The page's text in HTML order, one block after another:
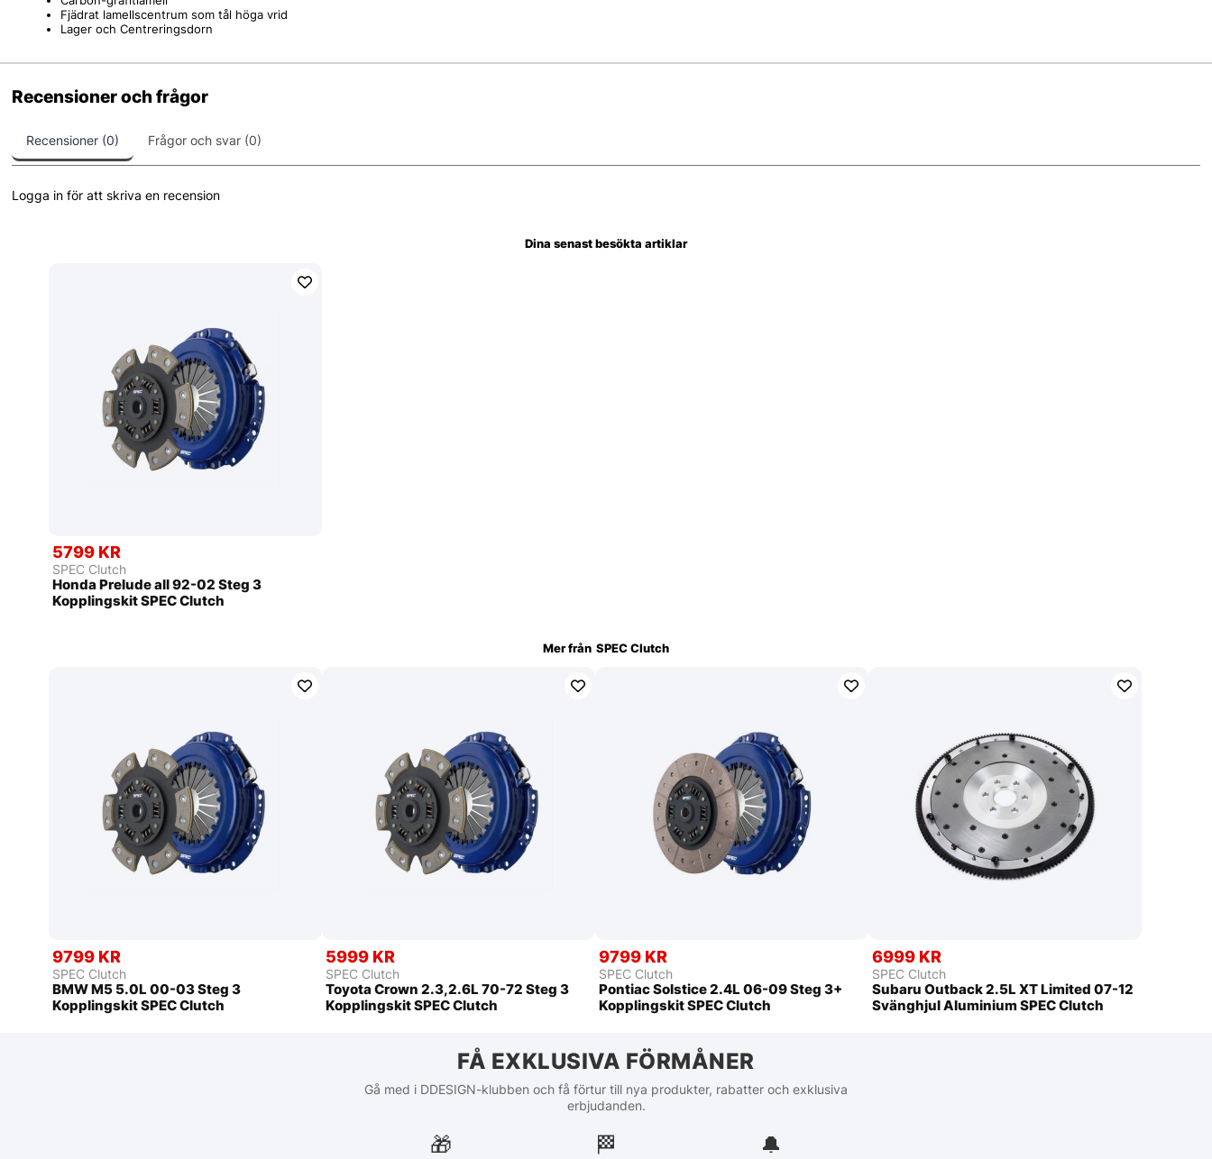
Fjädrat lamellscentrum som tål höga vrid
Lager och Centreringsdorn
Recensioner och frågor
Recensioner (0) Frågor och svar (0)
Logga in för att skriva en recension
Dina senast besökta artiklar
5799 KR
SPEC Clutch
Honda Prelude all 92-02 Steg 3
Kopplingskit SPEC Clutch
Mer från SPEC Clutch
9799 KR
SPEC Clutch
BMW M5 5.0L 00-03 Steg 3
Kopplingskit SPEC Clutch
5999 KR
SPEC Clutch
Toyota Crown 2.3,2.6L 70-72 Steg 3
Kopplingskit SPEC Clutch
9799 KR
SPEC Clutch
Pontiac Solstice 2.4L 06-09 Steg 3+
Kopplingskit SPEC Clutch
6999 KR
SPEC Clutch
Subaru Outback 2.5L XT Limited 07-12
Svänghjul Aluminium SPEC Clutch
FÅ EXKLUSIVA FÖRMÅNER
Gå med i DDESIGN-klubben och få förtur till nya produkter, rabatter och exklusiva
erbjudanden.
🎁 🏁︎ 🔔